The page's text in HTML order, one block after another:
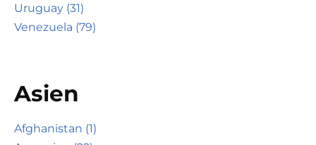
Uruguay (31)
Venezuela (79)
Asien
Afghanistan (1)